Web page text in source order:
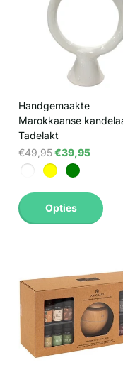
Handgemaakte
Marokkaanse
Tadelakt
€49,95€39,95
Opties